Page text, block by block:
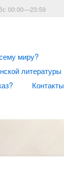
00:00—23:59
миру?
литературы
Контакты